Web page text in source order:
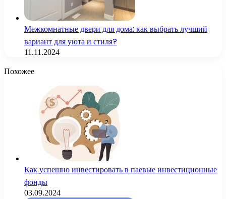
Межкомнатные двери для дома: как выбрать лучший
вариант для уюта и стиля?
11.11.2024
Похожее
Как успешно инвестировать в паевые инвестиционные
фонды
03.09.2024